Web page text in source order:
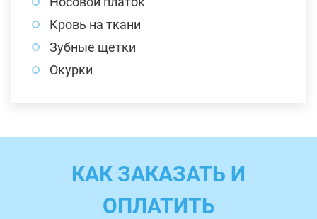
Кровь на ткани
Зубные щетки
Окурки
КАК ЗАКАЗАТЬ И
ОПЛАТИТЬ